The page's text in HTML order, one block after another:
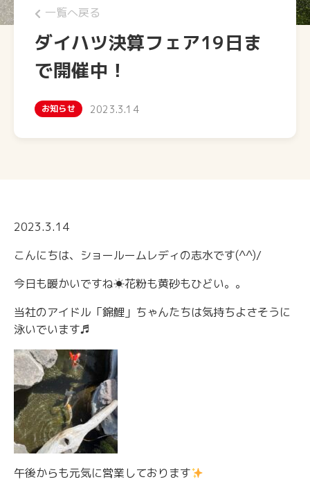
一覧へ戻る
ダイハツ決算フェア19日ま
で開催中！
お知らせ 2023.3.14
2023.3.14
こんにちは、ショールームレディの志水です(^^)/
今日も暖かいですね☀花粉も黄砂もひどい。。
当社のアイドル「錦鯉」ちゃんたちは気持ちよさそうに
泳いでいます♬
午後からも元気に営業しております